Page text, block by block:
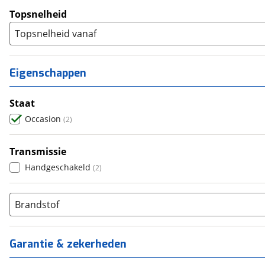
Topsnelheid
Topsnelheid vanaf
Eigenschappen
Staat
Occasion (2)
Transmissie
Handgeschakeld (2)
Brandstof
Garantie & zekerheden